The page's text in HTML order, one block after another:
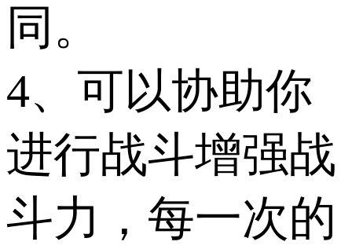
同。
4、可以协助你
进行战斗增强战
斗力，每一次的